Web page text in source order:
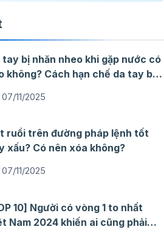
tay bị nhăn nheo khi gặp nước có
không? Cách hạn chế da tay bị
khi gặp nước
07/11/2025
ruồi trên đường pháp lệnh tốt
xấu? Có nên xóa không?
07/11/2025
10] Người có vòng 1 to nhất
Nam 2024 khiến ai cũng phải